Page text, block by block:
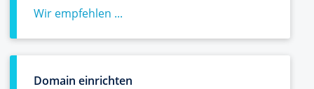
Wir empfehlen ...
Domain einrichten